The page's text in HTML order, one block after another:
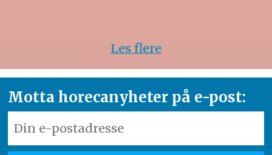
Les flere
Motta horecanyheter på e-post: